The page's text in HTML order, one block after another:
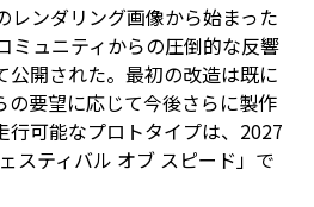
レンダリング画像から始まった
ミュニティからの圧倒的な反響
公開された。最初の改造は既に
の要望に応じて今後さらに製作
行可能なプロトタイプは、2027
スティバル オブ スピード」で